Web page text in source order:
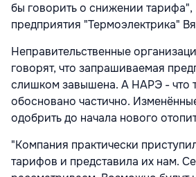
бы говорить о снижении
предприятия "Термоэлектрика"
Неправительственные
говорят, что запрашиваемая
слишком завышена. А НАРЭ - что
обосновано частично.
одобрить до начала нового
"Компания практически
тарифов и представила их нам.